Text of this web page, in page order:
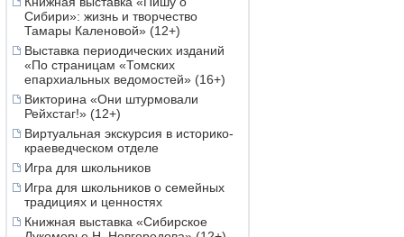
Сибири»: жизнь и творчество
Тамары Каленовой» (12+)
Выставка периодических изданий
«По страницам «Томских
епархиальных ведомостей» (16+)
Викторина «Они штурмовали
Рейхстаг!» (12+)
Виртуальная экскурсия в историко-
краеведческом отделе
Игра для школьников
Игра для школьников о семейных
традициях и ценностях
Книжная выставка «Сибирское